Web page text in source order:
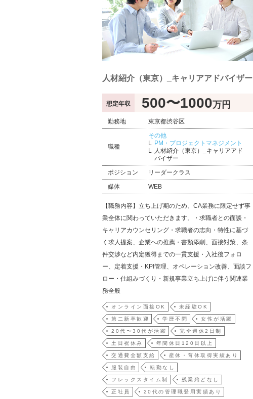
人材紹介（東京）_キャリアアドバイザー
想定年収 500〜1000万円
勤務地 東京都渋谷区
職種
その他
PM・プロジェクトマネジメント
人材紹介（東京）_キャリアアド
バイザー
ポジション
リーダークラス
媒体
WEB
【職務内容】立ち上げ期のため、CA業務に限定せず事
業全体に関わっていただきます。・求職者との面談・
キャリアカウンセリング・求職者の志向・特性に基づ
く求人提案、企業への推薦・書類添削、面接対策、条
件交渉など内定獲得までの一貫支援・入社後フォロ
ー、定着支援・KPI管理、オペレーション改善、面談フ
ロー・仕組みづくり・新規事業立ち上げに伴う関連業
務全般
オンライン面接OK 未経験OK
第二新卒歓迎 学歴不問 女性が活躍
20代〜30代が活躍 完全週休2日制
土日祝休み 年間休日120日以上
交通費全額支給 産休・育休取得実績あり
服装自由 転勤なし
フレックスタイム制 残業殆どなし
正社員 20代の管理職登用実績あり